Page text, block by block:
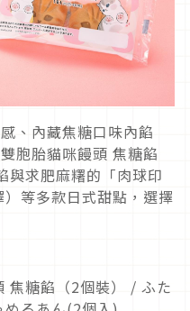
、內藏焦糖口味內餡
胞胎貓咪饅頭 焦糖餡
與求肥麻糬的「肉球印
等多款日式甜點，選擇
焦糖餡（2個裝） / ふた